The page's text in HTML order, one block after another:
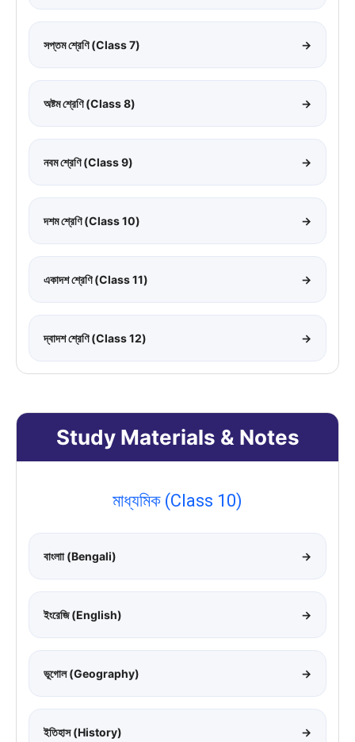
সপ্তম শ্রেণি (Class 7) →
অষ্টম শ্রেণি (Class 8) →
নবম শ্রেণি (Class 9) →
দশম শ্রেণি (Class 10) →
একাদশ শ্রেণি (Class 11) →
দ্বাদশ শ্রেণি (Class 12) →
Study Materials & Notes
মাধ্যমিক (Class 10)
বাংলাা (Bengali) →
ইংরেজি (English) →
ভূগোল (Geography) →
ইতিহাস (History) →